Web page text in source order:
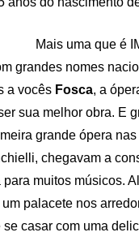
Mais uma que é
grandes nomes
a vocês Fosca, a
sua melhor obra. E
grande ópera
chegavam a
muitos músicos.
palacete nos
casar com uma